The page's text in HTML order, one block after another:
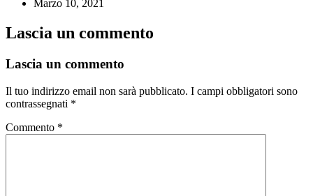
Marzo 10, 2021
Lascia un commento
Lascia un commento
Il tuo indirizzo email non sarà pubblicato. I campi obbligatori sono
contrassegnati *
Commento *